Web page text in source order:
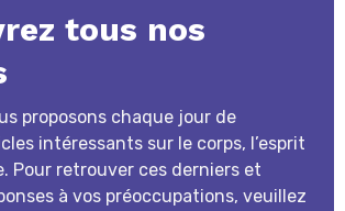
tous nos
proposons chaque jour de
intéressants sur le corps, l’esprit
Pour retrouver ces derniers et
à vos préoccupations, veuillez